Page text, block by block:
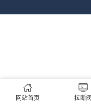
网站首页 拉断阀